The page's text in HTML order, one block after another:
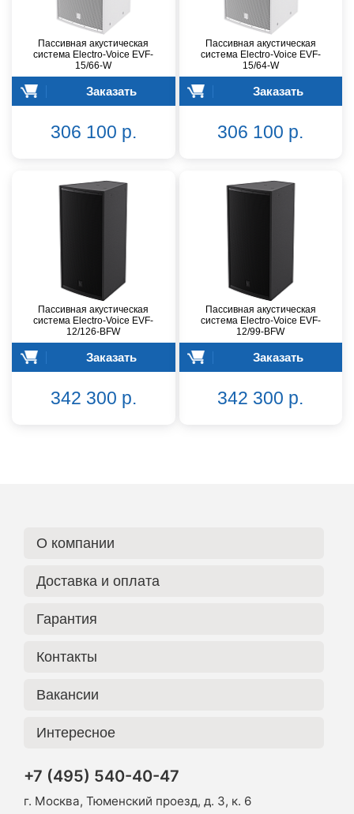
Пассивная акустическая
система Electro-Voice EVF-
15/66-W
Заказать
306 100 р.
Пассивная акустическая
система Electro-Voice EVF-
15/64-W
Заказать
306 100 р.
Пассивная акустическая
система Electro-Voice EVF-
12/126-BFW
Заказать
342 300 р.
Пассивная акустическая
система Electro-Voice EVF-
12/99-BFW
Заказать
342 300 р.
О компании
Доставка и оплата
Гарантия
Контакты
Вакансии
Интересное
+7 (495) 540-40-47
г. Москва, Тюменский проезд, д. 3, к. 6